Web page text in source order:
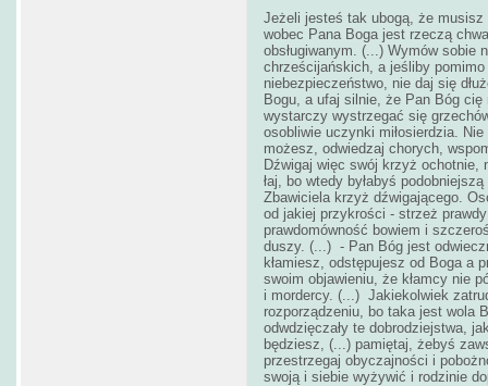
Jeżeli jesteś tak ubogą, że
wobec Pana Boga jest rzeczą
obsługiwanym. (...) Wymów sobie
chrześcijańskich, a jeśliby
niebezpieczeństwo, nie daj się
Bogu, a ufaj silnie, że Pan Bóg
wystarczy wystrzegać się
osobliwie uczynki miłosierdzia.
możesz, odwiedzaj chorych,
Dźwigaj więc swój krzyż ochotnie,
łaj, bo wtedy byłabyś
Zbawiciela krzyż dźwigającego.
od jakiej przykrości - strzeż
prawdomówność bowiem i
duszy. (...) - Pan Bóg jest
kłamiesz, odstępujesz od Boga a
swoim objawieniu, że kłamcy nie
i mordercy. (...) Jakiekolwiek
rozporządzeniu, bo taka jest wola
odwdzięczały te dobrodziejstwa,
będziesz, (...) pamiętaj, żebyś
przestrzegaj obyczajności i
swoją i siebie wyżywić i rodzinie